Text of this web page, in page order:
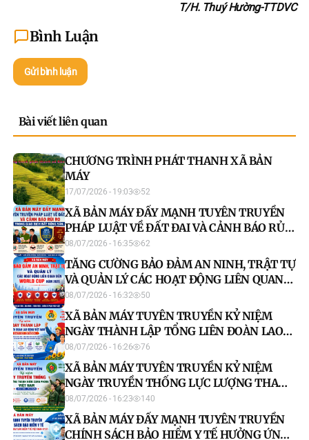
T/H. Thuý Hường-TTDVC
Bình Luận
Gửi bình luận
Bài viết liên quan
CHƯƠNG TRÌNH PHÁT THANH XÃ BẢN
MÁY
17/07/2026 - 19:03 52
XÃ BẢN MÁY ĐẨY MẠNH TUYÊN TRUYỀN
PHÁP LUẬT VỀ ĐẤT ĐAI VÀ CẢNH BÁO RỦI
RO TRONG GIAO DỊCH BẤT ĐỘNG SẢN
08/07/2026 - 16:35 62
TĂNG CƯỜNG BẢO ĐẢM AN NINH, TRẬT TỰ
VÀ QUẢN LÝ CÁC HOẠT ĐỘNG LIÊN QUAN
ĐẾN WORLD CUP NĂM 2026
08/07/2026 - 16:32 50
XÃ BẢN MÁY TUYÊN TRUYỀN KỶ NIỆM
NGÀY THÀNH LẬP TỔNG LIÊN ĐOÀN LAO
ĐỘNG VIỆT NAM (28/7)
08/07/2026 - 16:26 76
XÃ BẢN MÁY TUYÊN TRUYỀN KỶ NIỆM
NGÀY TRUYỀN THỐNG LỰC LƯỢNG THANH
NIÊN XUNG PHONG VIỆT NAM (15/7)
08/07/2026 - 16:23 140
XÃ BẢN MÁY ĐẨY MẠNH TUYÊN TRUYỀN
CHÍNH SÁCH BẢO HIỂM Y TẾ HƯỞNG ỨNG